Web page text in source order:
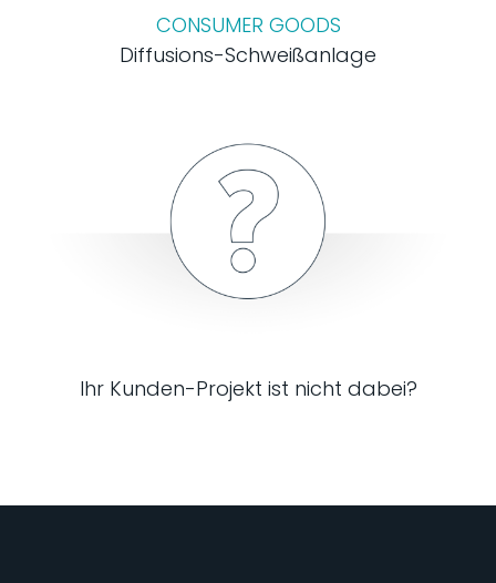
CONSUMER GOODS
Diffusions-Schweißanlage
Ihr Kunden-Projekt ist nicht dabei?